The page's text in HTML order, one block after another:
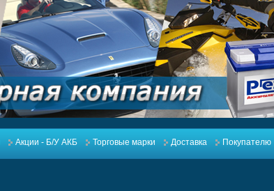
Акции - Б/У АКБ Торговые марки Доставка Покупателю